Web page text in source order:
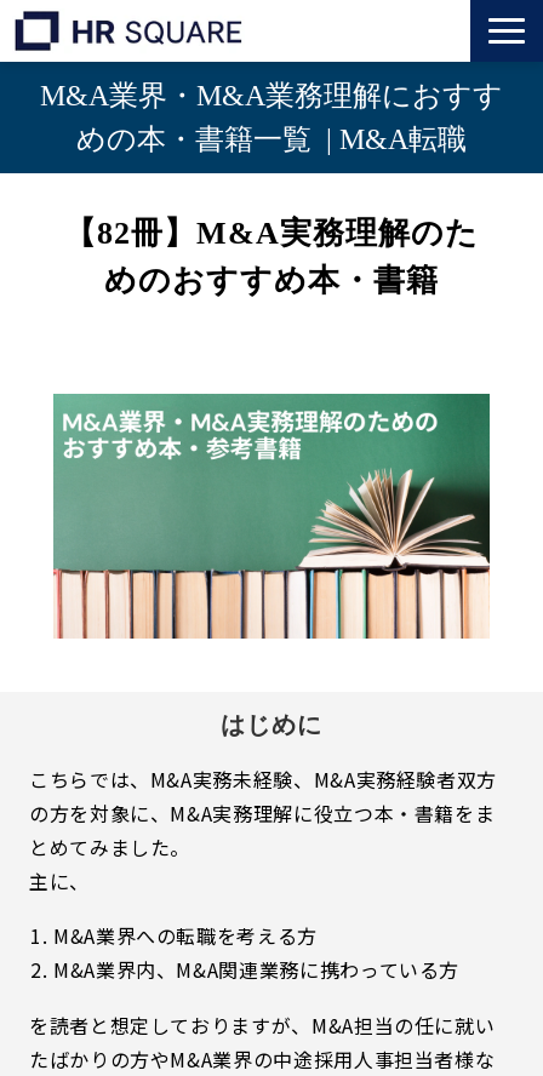
トップ
人材業界転職
インタビュー
個人のお客様
法人のお客様
M&A業界・M&A業務理解におすす
めの本・書籍一覧  | M&A転職
【82冊】M&A実務理解のた
めのおすすめ本・書籍
はじめに
こちらでは、M&A実務未経験、M&A実務経験者双方
の方を対象に、M&A実務理解に役立つ本・書籍をま
とめてみました。
主に、
M&A業界への転職を考える方
M&A業界内、M&A関連業務に携わっている方
を読者と想定しておりますが、M&A担当の任に就い
たばかりの方やM&A業界の中途採用人事担当者様な